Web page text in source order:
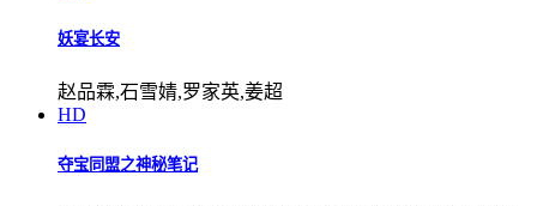
妖宴长安
赵品霖,石雪婧,罗家英,姜超
HD
夺宝同盟之神秘笔记